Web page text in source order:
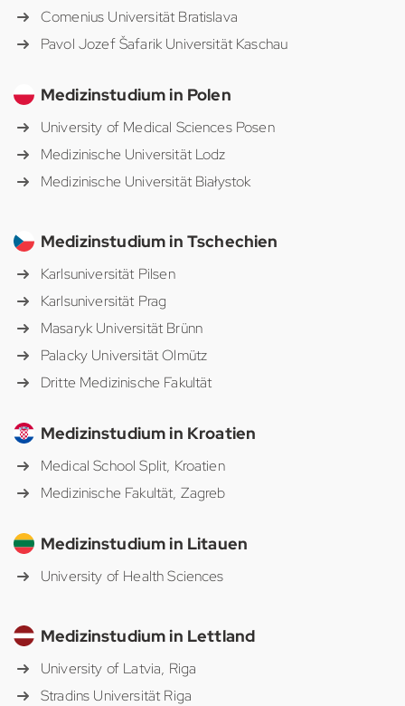
Comenius Universität Bratislava
Pavol Jozef Šafarik Universität Kaschau
Medizinstudium in Polen
University of Medical Sciences Posen
Medizinische Universität Lodz
Medizinische Universität Białystok
Medizinstudium in Tschechien
Karlsuniversität Pilsen
Karlsuniversität Prag
Masaryk Universität Brünn
Palacky Universität Olmütz
Dritte Medizinische Fakultät
Medizinstudium in Kroatien
Medical School Split, Kroatien
Medizinische Fakultät, Zagreb
Medizinstudium in Litauen
University of Health Sciences
Medizinstudium in Lettland
University of Latvia, Riga
Stradins Universität Riga